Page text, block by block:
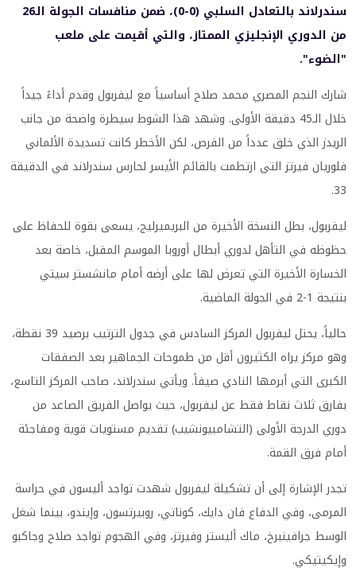
سندرلاند بالتعادل السلبي (0-0)، ضمن منافسات الجولة الـ26
من الدوري الإنجليزي الممتاز، والتي أقيمت على ملعب
"الضوء".
شارك النجم المصري محمد صلاح أساسياً مع ليفربول وقدم أداءً جيداً
خلال الـ45 دقيقة الأولى. وشهد هذا الشوط سيطرة واضحة من جانب
الريدز الذي خلق عدداً من الفرص، لكن الأخطر كانت تسديدة الألماني
فلوريان فيرتز التي ارتطمت بالقائم الأيسر لحارس سندرلاند في الدقيقة
33.
ليفربول، بطل النسخة الأخيرة من البريميرليج، يسعى بقوة للحفاظ على
حظوظه في التأهل لدوري أبطال أوروبا الموسم المقبل، خاصة بعد
الخسارة الأخيرة التي تعرض لها على أرضه أمام مانشستر سيتي
بنتيجة 1-2 في الجولة الماضية.
حالياً، يحتل ليفربول المركز السادس في جدول الترتيب برصيد 39 نقطة،
وهو مركز يراه الكثيرون أقل من طموحات الجماهير بعد الصفقات
الكبرى التي أبرمها النادي صيفاً. ويأتي سندرلاند، صاحب المركز التاسع،
بفارق ثلاث نقاط فقط عن ليفربول، حيث يواصل الفريق الصاعد من
دوري الدرجة الأولى (التشامبيونشيب) تقديم مستويات قوية ومفاجئة
أمام فرق القمة.
تجدر الإشارة إلى أن تشكيلة ليفربول شهدت تواجد أليسون في حراسة
المرمى، وفي الدفاع فان دايك، كوناتي، روبيرتسون، وإيندو، بينما شغل
الوسط جرافينبرخ، ماك أليستر وفيرتز، وفي الهجوم تواجد صلاح وجاكبو
وإيكيتيكي.